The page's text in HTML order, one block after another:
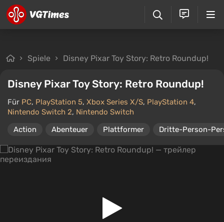
Spiele Disney Pixar Toy Story: Retro Roundup!
Disney Pixar Toy Story: Retro Roundup!
Für PC, PlayStation 5, Xbox Series X/S, PlayStation 4,
Nintendo Switch 2, Nintendo Switch
Action
Abenteuer Plattformer Dritte-Person-